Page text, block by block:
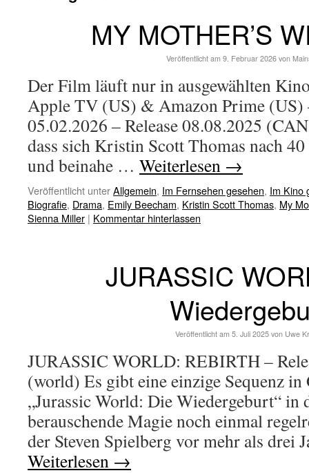
MY MOTHER’S
Veröffentlicht am 9. Februar 2026 von
Der Film läuft nur in ausgewählten
Apple TV (US) & Amazon Prime (US)
05.02.2026 – Release 08.08.2025
dass sich Kristin Scott Thomas nach
und beinahe … Weiterlesen →
Veröffentlicht unterAllgemein, Im Fernsehen gesehen, Im Kino
Biografie, Drama, Emily Beecham, Kristin Scott Thomas, My
Sienna Miller | Kommentar hinterlassen
JURASSIC
Veröffentlicht am 5. Juli 2025 von Uwe
JURASSIC WORLD: REBIRTH –
(world) Es gibt eine einzige Sequenz in
„Jurassic World: Die Wiedergeburt“ in
berauschende Magie noch einmal
der Steven Spielberg vor mehr als drei
Weiterlesen →